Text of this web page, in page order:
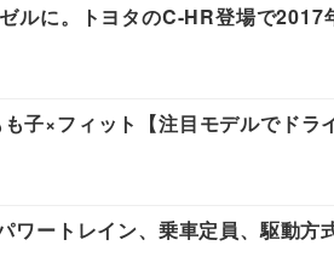
ルに。トヨタのC-HR登場で2017
子×フィット【注目モデルでドラ
ワートレイン、乗車定員、駆動方